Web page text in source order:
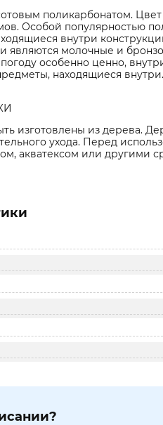
поликарбонатом.
Особой популярностью
внутри
являются молочные и
особенно ценно,
находящиеся
изготовлены из дерева.
ухода. Перед
акватексом или другими